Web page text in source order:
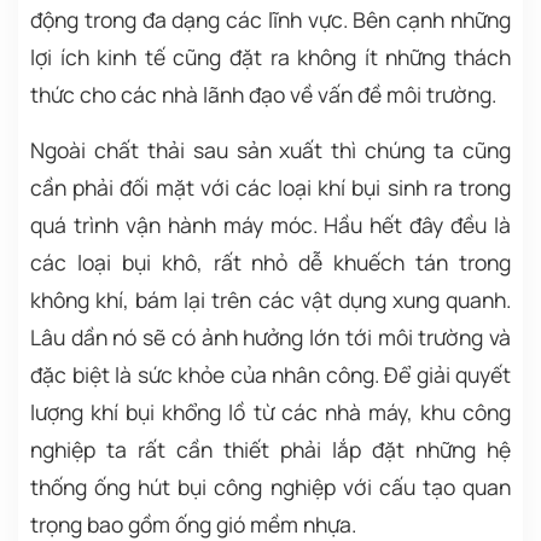
động trong đa dạng các lĩnh vực. Bên cạnh những
lợi ích kinh tế cũng đặt ra không ít những thách
thức cho các nhà lãnh đạo về vấn đề môi trường.
Ngoài chất thải sau sản xuất thì chúng ta cũng
cần phải đối mặt với các loại khí bụi sinh ra trong
quá trình vận hành máy móc. Hầu hết đây đều là
các loại bụi khô, rất nhỏ dễ khuếch tán trong
không khí, bám lại trên các vật dụng xung quanh.
Lâu dần nó sẽ có ảnh hưởng lớn tới môi trường và
đặc biệt là sức khỏe của nhân công. Để giải quyết
lượng khí bụi khổng lồ từ các nhà máy, khu công
nghiệp ta rất cần thiết phải lắp đặt những hệ
thống ống hút bụi công nghiệp với cấu tạo quan
trọng bao gồm ống gió mềm nhựa.